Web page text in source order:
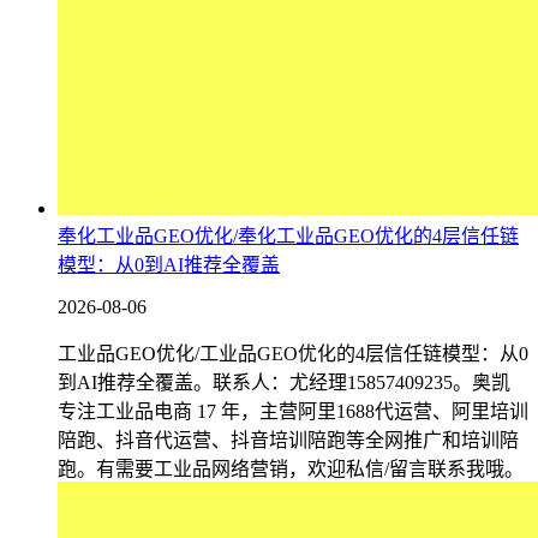
奉化工业品GEO优化/奉化工业品GEO优化的4层信任链
模型：从0到AI推荐全覆盖
2026-08-06
工业品GEO优化/工业品GEO优化的4层信任链模型：从0
到AI推荐全覆盖。联系人：尤经理15857409235。奥凯
专注工业品电商 17 年，主营阿里1688代运营、阿里培训
陪跑、抖音代运营、抖音培训陪跑等全网推广和培训陪
跑。有需要工业品网络营销，欢迎私信/留言联系我哦。